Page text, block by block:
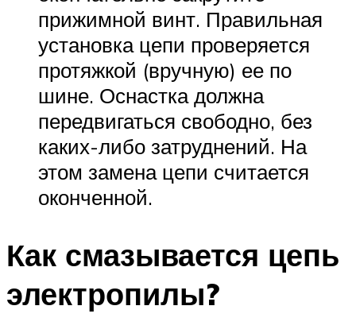
прижимной винт. Правильная
установка цепи проверяется
протяжкой (вручную) ее по
шине. Оснастка должна
передвигаться свободно, без
каких-либо затруднений. На
этом замена цепи считается
оконченной.
Как смазывается цепь
электропилы?